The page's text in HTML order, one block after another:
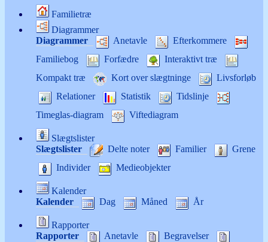
Familietræ
Diagrammer
Diagrammer
Anetavle
Efterkommere
Familiebog
Forfædre
Interaktivt træ
Kompakt træ
Kort over slægtninge
Livsforløb
Relationer
Statistik
Tidslinje
Timeglas-diagram
Viftediagram
Slægtslister
Slægtslister
Delte noter Familier
Grene
Individer
Medieobjekter
Kalender
Kalender
Dag Måned År
Rapporter
Rapporter
Anetavle
Begravelser